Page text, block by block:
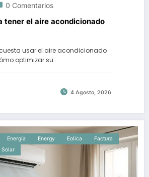
0 Comentarios
tener el aire acondicionado
usar el aire acondicionado
optimizar su…
4 Agosto, 2026
Energía Energy Eolica
Factura
Solar